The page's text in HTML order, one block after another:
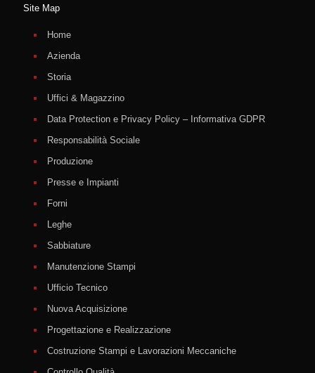
Site Map
Home
Azienda
Storia
Uffici & Magazzino
Data Protection e Privacy Policy – Informativa GDPR
Responsabilità Sociale
Produzione
Presse e Impianti
Forni
Leghe
Sabbiature
Manutenzione Stampi
Ufficio Tecnico
Nuova Acquisizione
Progettazione e Realizzazione
Costruzione Stampi e Lavorazioni Meccaniche